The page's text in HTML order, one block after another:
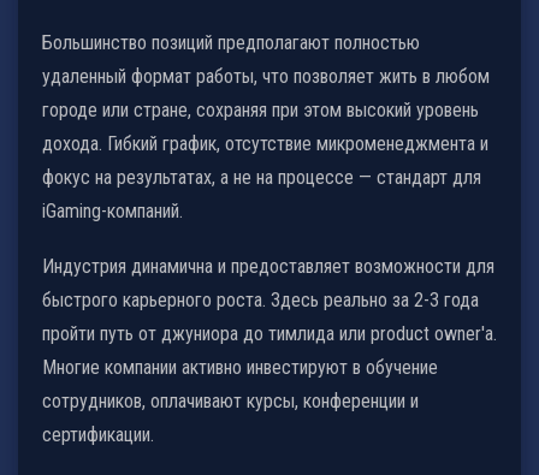
Большинство позиций предполагают полностью
удаленный формат работы, что позволяет жить в любом
городе или стране, сохраняя при этом высокий уровень
дохода. Гибкий график, отсутствие микроменеджмента и
фокус на результатах, а не на процессе — стандарт для
iGaming-компаний.
Индустрия динамична и предоставляет возможности для
быстрого карьерного роста. Здесь реально за 2-3 года
пройти путь от джуниора до тимлида или product owner'а.
Многие компании активно инвестируют в обучение
сотрудников, оплачивают курсы, конференции и
сертификации.